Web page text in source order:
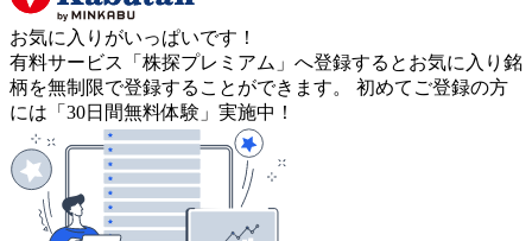
お気に入りがいっぱいです！
有料サービス「株探プレミアム」へ登録するとお気に入り銘
柄を無制限で登録することができます。 初めてご登録の方
には「30日間無料体験」実施中！